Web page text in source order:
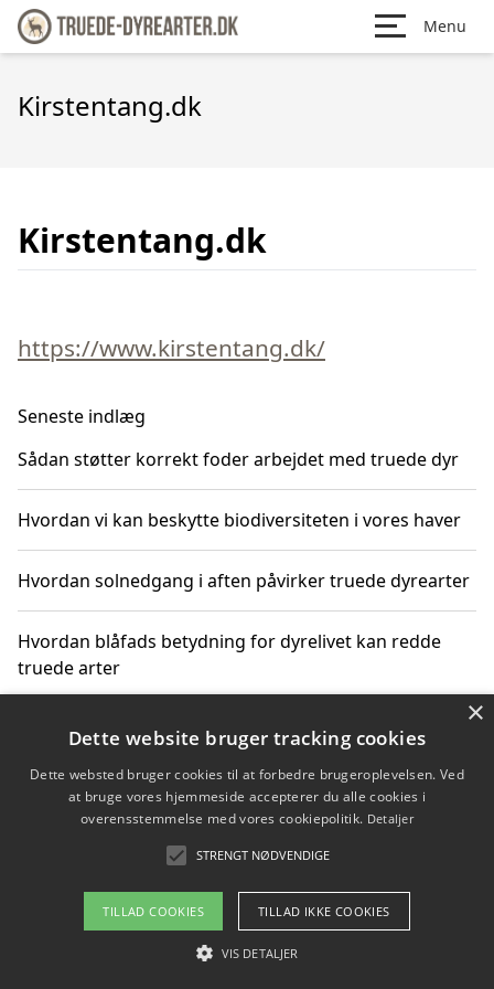
Menu
Kirstentang.dk
Kirstentang.dk
https://www.kirstentang.dk/
Seneste indlæg
Sådan støtter korrekt foder arbejdet med truede dyr
Hvordan vi kan beskytte biodiversiteten i vores haver
Hvordan solnedgang i aften påvirker truede dyrearter
Hvordan blåfads betydning for dyrelivet kan redde
truede arter
Hvordan kan gaver til unge voksne støtte bevarelsen
Copyright 2026 - Pilanto Aps
Om / kontakt
Blog Betingelser
×
Dette website bruger tracking cookies
Dette websted bruger cookies til at forbedre brugeroplevelsen. Ved
at bruge vores hjemmeside accepterer du alle cookies i
overensstemmelse med vores cookiepolitik. Detaljer
STRENGT NØDVENDIGE
TILLAD COOKIES TILLAD IKKE COOKIES
VIS DETALJER